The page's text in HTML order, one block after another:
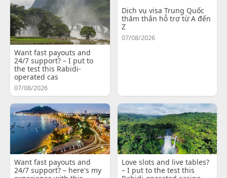
Want fast payouts and
24/7 support? – I put to
the test this Rabidi-
operated cas
07/08/2026
Dịch vụ visa Trung Quốc
thăm thân hỗ trợ từ A đến
Z
07/08/2026
Want fast payouts and
24/7 support? – here's my
Love slots and live tables?
– I put to the test this